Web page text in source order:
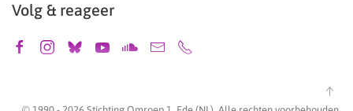
Volg & reageer